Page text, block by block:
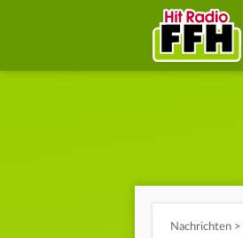
Nachrichten >